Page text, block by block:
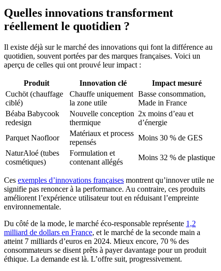
Quelles innovations transforment
réellement le quotidien ?
Il existe déjà sur le marché des innovations qui font la différence au
quotidien, souvent portées par des marques françaises. Voici un
aperçu de celles qui ont prouvé leur impact :
Produit Innovation clé
Impact mesuré
Cuchöt (chauffage
ciblé)
Chauffe uniquement
la zone utile
Basse consommation,
Made in France
Béaba Babycook
redesign
Nouvelle conception
thermique
2x moins d’eau et
d’énergie
Parquet Naofloor
Matériaux et process
repensés
Moins 30 % de GES
NaturAloé (tubes
cosmétiques)
Formulation et
contenant allégés
Moins 32 % de plastique
Ces exemples d’innovations françaises montrent qu’innover utile ne
signifie pas renoncer à la performance. Au contraire, ces produits
améliorent l’expérience utilisateur tout en réduisant l’empreinte
environnementale.
Du côté de la mode, le marché éco-responsable représente 1,2
milliard de dollars en France, et le marché de la seconde main a
atteint 7 milliards d’euros en 2024. Mieux encore, 70 % des
consommateurs se disent prêts à payer davantage pour un produit
éthique. La demande est là. L’offre suit, progressivement.